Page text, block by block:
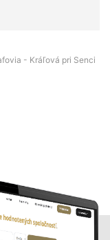
- Kráľová pri Senci